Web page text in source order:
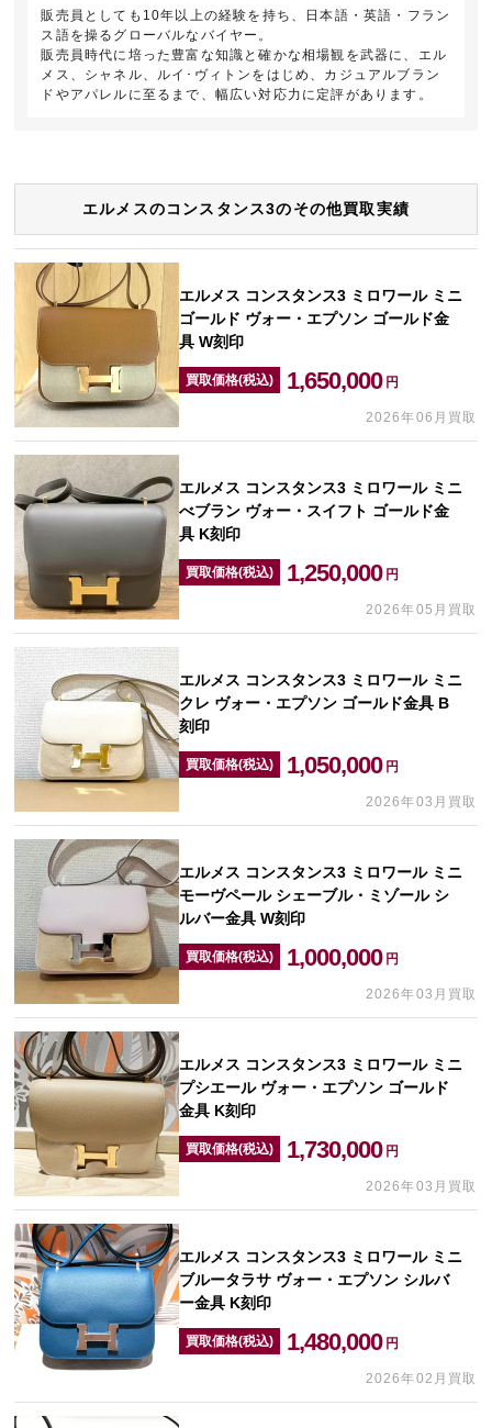
販売員としても10年以上の経験を持ち、日本語・英語・フラン
ス語を操るグローバルなバイヤー。
販売員時代に培った豊富な知識と確かな相場観を武器に、エル
メス、シャネル、ルイ･ヴィトンをはじめ、カジュアルブラン
ドやアパレルに至るまで、幅広い対応力に定評があります。
エルメスのコンスタンス3のその他買取実績
エルメス コンスタンス3 ミロワール ミニ
ゴールド ヴォー・エプソン ゴールド金
具 W刻印
買取価格(税込) 1,650,000 円
2026年06月買取
エルメス コンスタンス3 ミロワール ミニ
べブラン ヴォー・スイフト ゴールド金
具 K刻印
買取価格(税込) 1,250,000 円
2026年05月買取
エルメス コンスタンス3 ミロワール ミニ
クレ ヴォー・エプソン ゴールド金具 B
刻印
買取価格(税込) 1,050,000 円
2026年03月買取
エルメス コンスタンス3 ミロワール ミニ
モーヴペール シェーブル・ミゾール シ
ルバー金具 W刻印
買取価格(税込) 1,000,000 円
2026年03月買取
エルメス コンスタンス3 ミロワール ミニ
プシエール ヴォー・エプソン ゴールド
金具 K刻印
買取価格(税込) 1,730,000 円
2026年03月買取
エルメス コンスタンス3 ミロワール ミニ
ブルータラサ ヴォー・エプソン シルバ
ー金具 K刻印
買取価格(税込) 1,480,000 円
2026年02月買取